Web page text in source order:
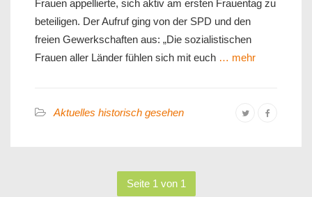
Frauen appellierte, sich aktiv am ersten Frauentag zu
beteiligen. Der Aufruf ging von der SPD und den
freien Gewerkschaften aus: „Die sozialistischen
Frauen aller Länder fühlen sich mit euch … mehr
Aktuelles historisch gesehen
Seite 1 von 1